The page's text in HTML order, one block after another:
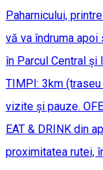
Paharnicului,
vă va îndruma apoi
în Parcul Central și
TIMPI: 3km
vizite și pauze.
EAT & DRINK din
proximitatea rutei,